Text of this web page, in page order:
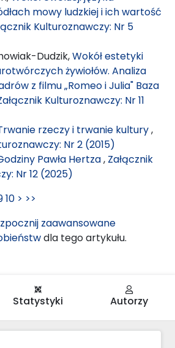
mowy ludzkiej i ich wartość
Kulturoznawczy: Nr 5
Dudzik,Wokół estetyki
żywiołów. Analiza
z filmu „Romeo i Julia" Baza
Kulturoznawczy: Nr 11
rzeczy i trwanie kultury,
Nr 2 (2015)
Pawła Hertza, Załącznik
Nr 12 (2025)
10 > >>
zaawansowane
dla tego artykułu.
Statystyki Autorzy